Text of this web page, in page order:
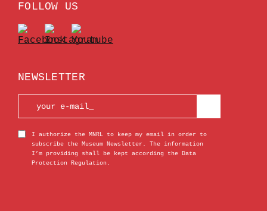
FOLLOW US
NEWSLETTER
I authorize the MNRL to keep my email in order to
subscribe the Museum Newsletter. The information
I’m providing shall be kept according the Data
Protection Regulation.